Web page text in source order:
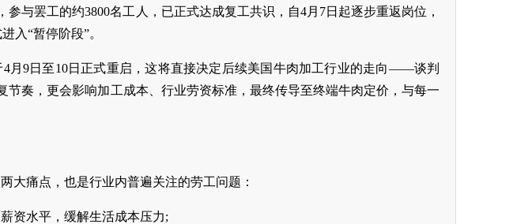
参与罢工的约3800名工人，已正式达成复工共识，自4月7日起逐步重返岗位，
入“暂停阶段”。
月9日至10日正式重启，这将直接决定后续美国牛肉加工行业的走向——谈判
节奏，更会影响加工成本、行业劳资标准，最终传导至终端牛肉定价，与每一
大痛点，也是行业内普遍关注的劳工问题：
资水平，缓解生活成本压力;